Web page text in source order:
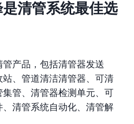
清管系统最佳选
产品，包括清管器发送
、管道清洁清管器、可清
管、清管器检测单元、可
清管系统自动化、清管解